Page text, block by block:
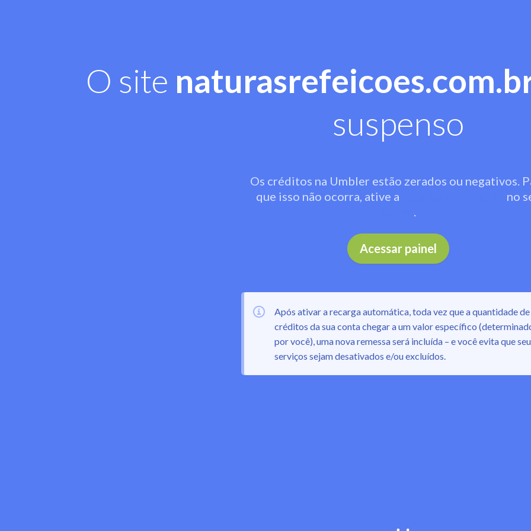
O site
suspenso
Os créditos na Umbler estão zerados ou negativos.
que isso não ocorra, ative a
no
.
Acessar painel
Após ativar a recarga automática, toda vez que a quantidade de
créditos da sua conta chegar a um valor específico
por você), uma nova remessa será incluída – e você evita que
serviços sejam desativados e/ou excluídos.